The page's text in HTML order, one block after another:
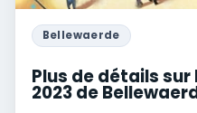
Bellewaerde
Plus de détails
2023 de